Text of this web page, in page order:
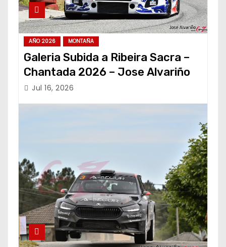
AÑO 2026 MONTAÑA
Galeria Subida a Ribeira Sacra –
Chantada 2026 – Jose Alvariño
Jul 16, 2026